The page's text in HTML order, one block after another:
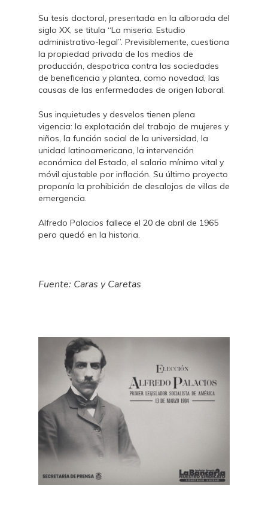
Su tesis doctoral, presentada en la alborada del
siglo XX, se titula “La miseria. Estudio
administrativo-legal”. Previsiblemente, cuestiona
la propiedad privada de los medios de
producción, despotrica contra las sociedades
de beneficencia y plantea, como novedad, las
causas de las enfermedades de origen laboral.
Sus inquietudes y desvelos tienen plena
vigencia: la explotación del trabajo de mujeres y
niños, la función social de la universidad, la
unidad latinoamericana, la intervención
económica del Estado, el salario mínimo vital y
móvil ajustable por inflación. Su último proyecto
proponía la prohibición de desalojos de villas de
emergencia.
Alfredo Palacios fallece el 20 de abril de 1965
pero quedó en la historia.
Fuente: Caras y Caretas